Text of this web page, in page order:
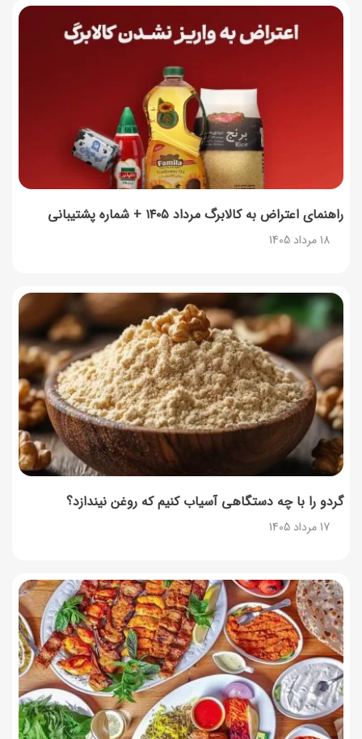
راهنمای اعتراض به کالابرگ مرداد ۱۴۰۵ + شماره پشتیبانی
18 مرداد 1405
گردو را با چه دستگاهی آسیاب کنیم که روغن نیندازد؟
17 مرداد 1405
لیست شهرهای فعال اُکالا
17 مرداد 1405
روش‌های استعلام کالابرگ (فعال بودن و موجودی)
17 مرداد 1405